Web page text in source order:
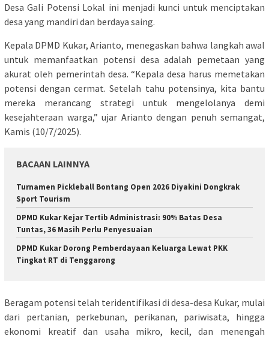
Desa Gali Potensi Lokal ini menjadi kunci untuk menciptakan
desa yang mandiri dan berdaya saing.
Kepala DPMD Kukar, Arianto, menegaskan bahwa langkah awal
untuk memanfaatkan potensi desa adalah pemetaan yang
akurat oleh pemerintah desa. “Kepala desa harus memetakan
potensi dengan cermat. Setelah tahu potensinya, kita bantu
mereka merancang strategi untuk mengelolanya demi
kesejahteraan warga,” ujar Arianto dengan penuh semangat,
Kamis (10/7/2025).
BACAAN LAINNYA
Turnamen Pickleball Bontang Open 2026 Diyakini Dongkrak
Sport Tourism
DPMD Kukar Kejar Tertib Administrasi: 90% Batas Desa
Tuntas, 36 Masih Perlu Penyesuaian
DPMD Kukar Dorong Pemberdayaan Keluarga Lewat PKK
Tingkat RT di Tenggarong
Beragam potensi telah teridentifikasi di desa-desa Kukar, mulai
dari pertanian, perkebunan, perikanan, pariwisata, hingga
ekonomi kreatif dan usaha mikro, kecil, dan menengah